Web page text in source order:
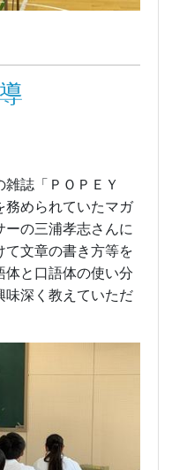
誌「ＰＯＰＥＹ
務められていたマガ
ーの三浦孝志さんに
て文章の書き方等を
体と口語体の使い分
味深く教えていただ